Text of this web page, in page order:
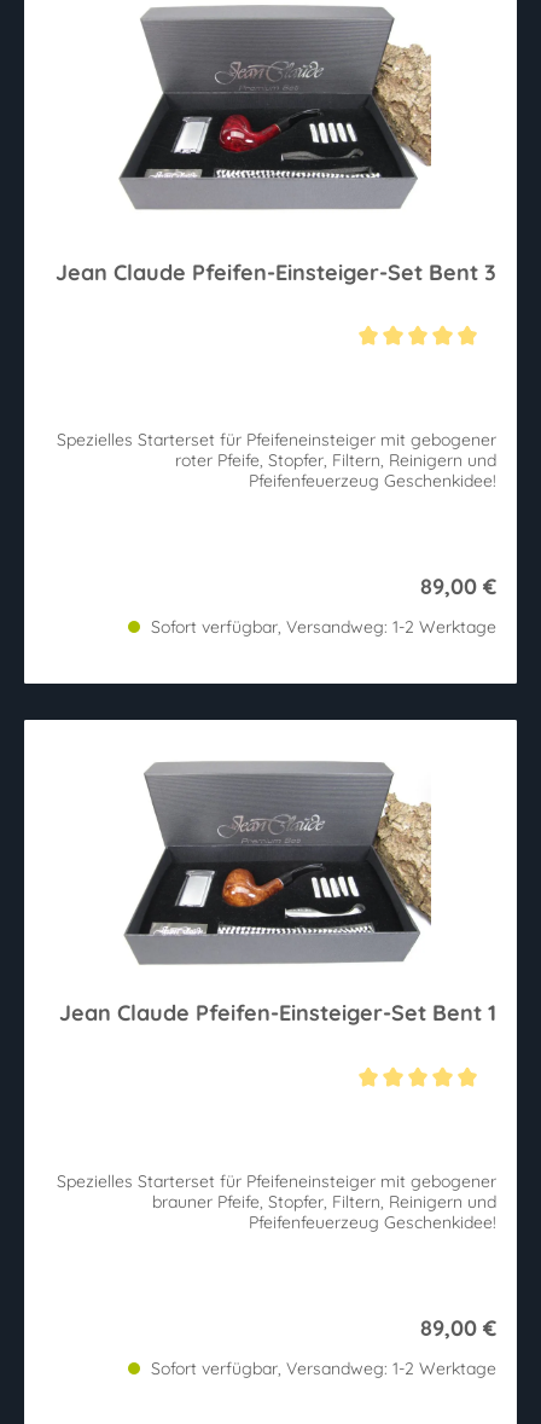
Jean Claude Pfeifen-Einsteiger-Set Bent 3
Spezielles Starterset für Pfeifeneinsteiger mit gebogener
roter Pfeife, Stopfer, Filtern, Reinigern und
Pfeifenfeuerzeug Geschenkidee!
89,00 €
Sofort verfügbar, Versandweg: 1-2 Werktage
Jean Claude Pfeifen-Einsteiger-Set Bent 1
Spezielles Starterset für Pfeifeneinsteiger mit gebogener
brauner Pfeife, Stopfer, Filtern, Reinigern und
Pfeifenfeuerzeug Geschenkidee!
89,00 €
Sofort verfügbar, Versandweg: 1-2 Werktage